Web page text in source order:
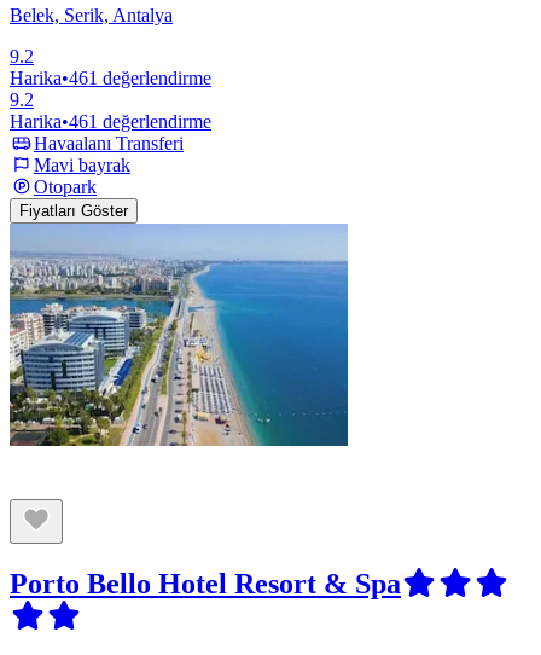
Belek, Serik, Antalya
9.2
Harika•461 değerlendirme
9.2
Harika•461 değerlendirme
Havaalanı Transferi
Mavi bayrak
Otopark
Fiyatları Göster
Porto Bello Hotel Resort & Spa